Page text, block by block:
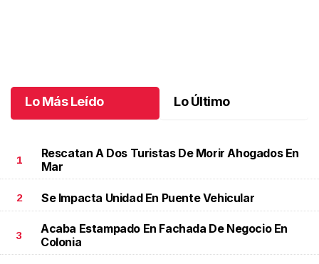
Lo Más Leído Lo Último
1
Rescatan A Dos Turistas De Morir Ahogados En
Mar
2 Se Impacta Unidad En Puente Vehicular
3
Acaba Estampado En Fachada De Negocio En
Colonia